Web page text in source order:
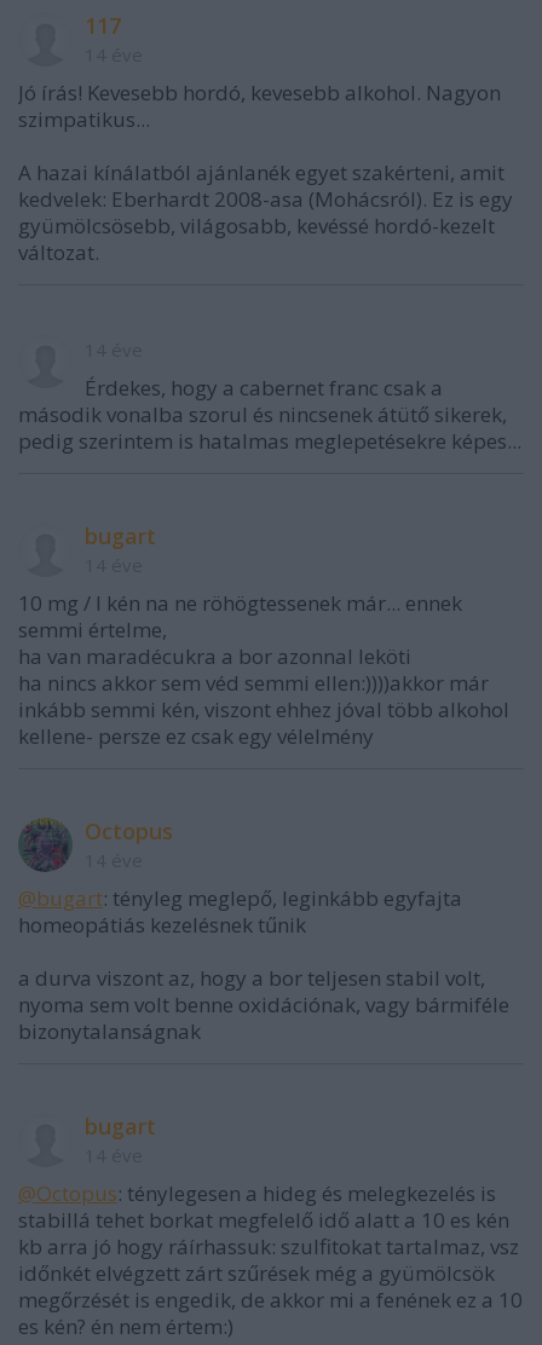
117
Jó írás! Kevesebb hordó, kevesebb alkohol. Nagyon
szimpatikus...
A hazai kínálatból ajánlanék egyet szakérteni, amit
kedvelek: Eberhardt 2008-asa (Mohácsról). Ez is egy
gyümölcsösebb, világosabb, kevéssé hordó-kezelt
változat.
Érdekes, hogy a cabernet franc csak a
második vonalba szorul és nincsenek átütő sikerek,
pedig szerintem is hatalmas meglepetésekre képes...
bugart
10 mg / l kén na ne röhögtessenek már... ennek
semmi értelme,
ha van maradécukra a bor azonnal leköti
ha nincs akkor sem véd semmi ellen:))))akkor már
inkább semmi kén, viszont ehhez jóval több alkohol
kellene- persze ez csak egy vélelmény
Octopus
@bugart: tényleg meglepő, leginkább egyfajta
homeopátiás kezelésnek tűnik
a durva viszont az, hogy a bor teljesen stabil volt,
nyoma sem volt benne oxidációnak, vagy bármiféle
bizonytalanságnak
bugart
@Octopus: ténylegesen a hideg és melegkezelés is
stabillá tehet borkat megfelelő idő alatt a 10 es kén
kb arra jó hogy ráírhassuk: szulfitokat tartalmaz, vsz
időnkét elvégzett zárt szűrések még a gyümölcsök
megőrzését is engedik, de akkor mi a fenének ez a 10
es kén? én nem értem:)